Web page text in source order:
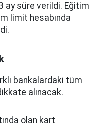
ay süre verildi. Eğitim
limit hesabında
bankalardaki tüm
alınacak.
olan kart